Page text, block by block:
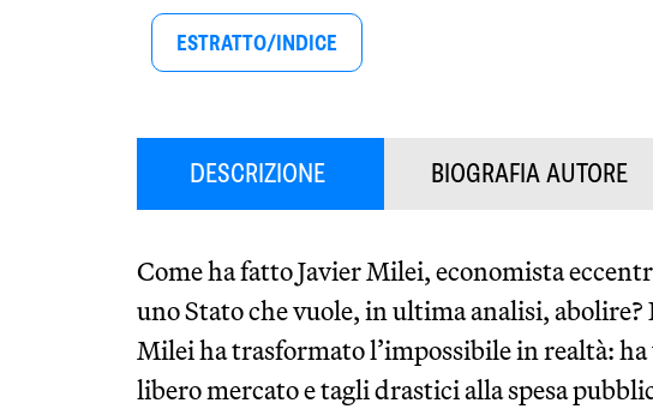
ESTRATTO/INDICE
DESCRIZIONE BIOGRAFIA AUTORE
Come ha fatto Javier Milei, economista
uno Stato che vuole, in ultima analisi,
Milei ha trasformato l’impossibile in realtà:
libero mercato e tagli drastici alla spesa